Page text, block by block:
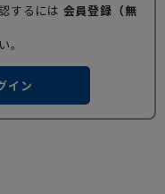
するには 会員登録（無
イン